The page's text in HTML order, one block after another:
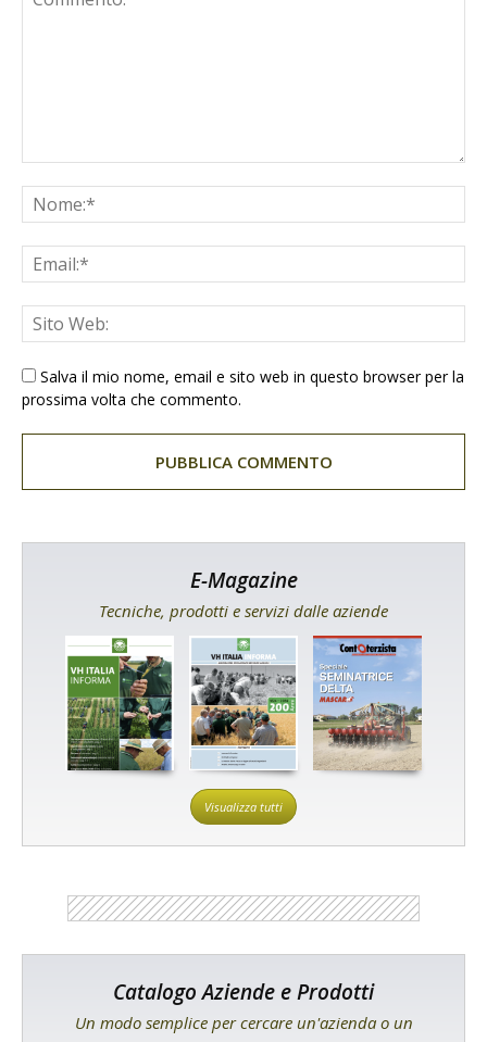
Salva il mio nome, email e sito web in questo browser per la
prossima volta che commento.
E-Magazine
Tecniche, prodotti e servizi dalle aziende
Visualizza tutti
Catalogo Aziende e Prodotti
Un modo semplice per cercare un'azienda o un